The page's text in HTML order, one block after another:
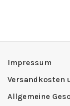
Impressum
Versandkosten
Allgemeine